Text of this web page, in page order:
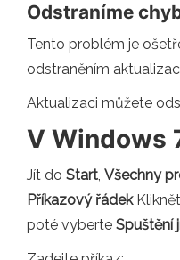
Odstraníme
Tento problém je
odstraněním
Aktualizaci můžete
V Windows
Jít do Start, Všechny
Příkazový řádek
poté vyberte Spuštění